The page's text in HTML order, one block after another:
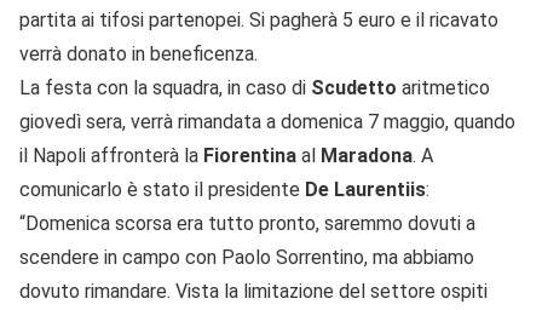
partita ai tifosi partenopei. Si pagherà 5 euro e il ricavato
verrà donato in beneficenza.
La festa con la squadra, in caso di Scudetto aritmetico
giovedì sera, verrà rimandata a domenica 7 maggio, quando
il Napoli affronterà la Fiorentina al Maradona. A
comunicarlo è stato il presidente De Laurentiis:
“Domenica scorsa era tutto pronto, saremmo dovuti a
scendere in campo con Paolo Sorrentino, ma abbiamo
dovuto rimandare. Vista la limitazione del settore ospiti